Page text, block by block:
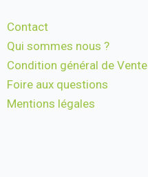
Contact
Qui sommes nous ?
Condition général de Vente
Foire aux questions
Mentions légales